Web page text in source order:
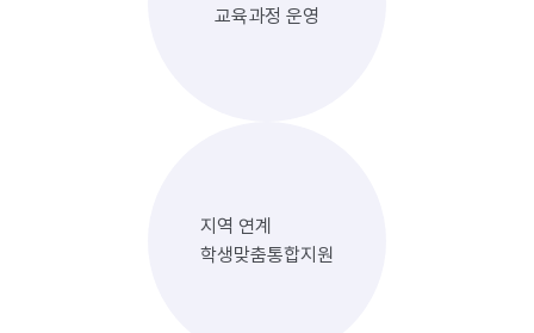
교육과정 운영
지역 연계
학생맞춤통합지원